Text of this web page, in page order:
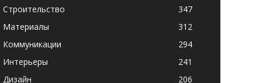
Строительство
347
Материалы
312
Коммуникации
294
Интерьеры
241
Дизайн
206